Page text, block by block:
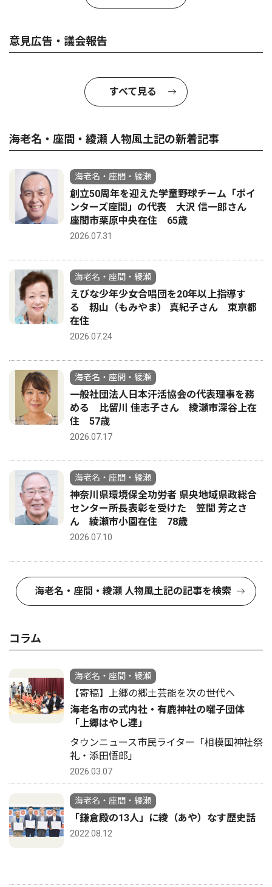
意見広告・議会報告
すべて見る
海老名・座間・綾瀬 人物風土記の新着記事
海老名・座間・綾瀬
創立50周年を迎えた学童野球チーム「ポイ
ンターズ座間」の代表 大沢 信一郎さん
座間市栗原中央在住 65歳
2026.07.31
海老名・座間・綾瀬
えびな少年少女合唱団を20年以上指導す
る 籾山（もみやま） 真紀子さん 東京都
在住
2026.07.24
海老名・座間・綾瀬
一般社団法人日本汗活協会の代表理事を務
める 比留川 佳志子さん 綾瀬市深谷上在
住 57歳
2026.07.17
海老名・座間・綾瀬
神奈川県環境保全功労者 県央地域県政総合
センター所長表彰を受けた 笠間 芳之さ
ん 綾瀬市小園在住 78歳
2026.07.10
海老名・座間・綾瀬 人物風土記の記事を検索
コラム
海老名・座間・綾瀬
【寄稿】上郷の郷土芸能を次の世代へ
海老名市の式内社・有鹿神社の囃子団体
「上郷はやし連」
タウンニュース市民ライター「相模国神社祭
礼・添田悟郎」
2026.03.07
海老名・座間・綾瀬
「鎌倉殿の13人」に綾（あや）なす歴史話
2022.08.12